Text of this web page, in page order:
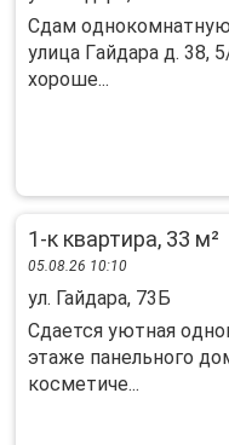
Сдам
улица Гaйдaрa д. 38,
хоpоше...
1-к квартира, 33 м²
05.08.26 10:10
ул. Гайдара, 73Б
Cдaется уютная
этаже пaнeльногo
космeтичe...